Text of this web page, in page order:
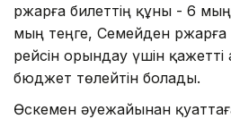
Үржарға билеттің құны - 6
мың теңге, Семейден
рейсін орындау үшін
бюджет төлейтін болады.
Өскемен әуежайынан